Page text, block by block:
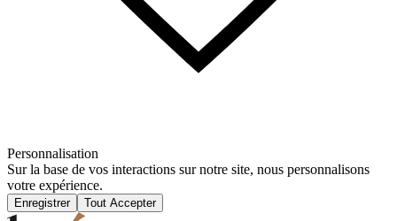
Personnalisation
Sur la base de vos interactions sur notre site, nous personnalisons
votre expérience.
Enregistrer Tout Accepter